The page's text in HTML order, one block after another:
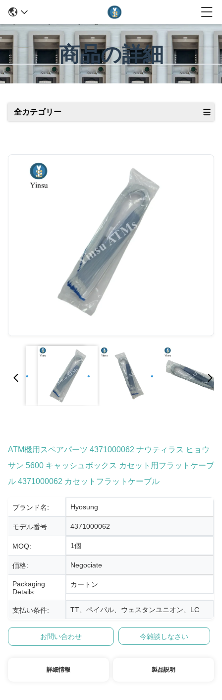
商品の詳細
全カテゴリー
ATM機用スペアパーツ 4371000062 ナウティラス ヒョウ
サン 5600 キャッシュボックス カセット用フラットケーブ
ル 4371000062 カセットフラットケーブル
ブランド名: Hyosung
モデル番号: 4371000062
MOQ: 1個
価格: Negociate
Packaging
Details:
カートン
支払い条件: TT、ペイパル、ウェスタンユニオン、LC
お問い合わせ 今雑談しなさい
詳細情報 製品説明